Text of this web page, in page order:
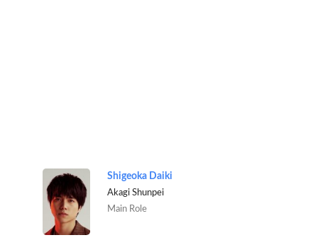
Shigeoka Daiki
Akagi Shunpei
Main Role